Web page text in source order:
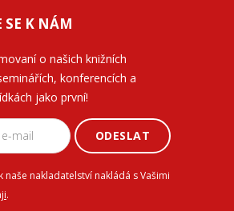
SE K NÁM
o našich knižních
konferencích a
jako první!
ODESLAT
naše nakladatelství nakládá s Vašimi
.